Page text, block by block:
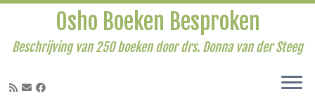
Osho Boeken Besproken
Beschrijving van 250 boeken door drs. Donna van der Steeg